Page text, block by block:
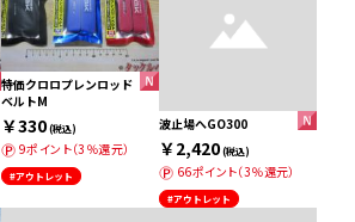
特価クロロプレンロッド
ベルトM
￥330(税込)
9ポイント（3％還元）
#アウトレット
波止場へGO300
￥2,420(税込)
66ポイント（3％還元）
#アウトレット